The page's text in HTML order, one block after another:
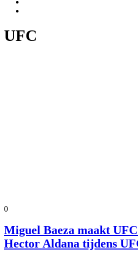
UFC
0
Miguel Baeza maakt
Hector Aldana tijdens